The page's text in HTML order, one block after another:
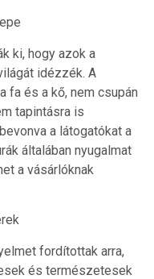
ki, hogy azok a
idézzék. A
fa és a kő, nem csupán
tapintásra is
a látogatókat a
általában nyugalmat
a vásárlóknak
fordítottak arra,
és természetesek